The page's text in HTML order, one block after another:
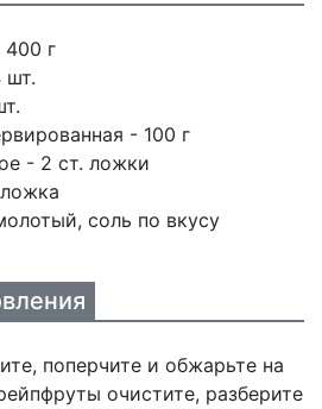
г
шт.
- 100 г
- 2 ст. ложки
соль по вкусу
поперчите и обжарьте на
очистите, разберите